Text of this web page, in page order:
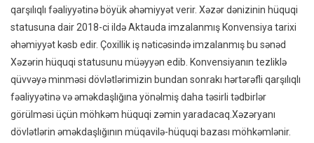
qarşılıqlı fəaliyyətinə böyük əhəmiyyət verir. Xəzər dənizinin hüquqi
statusuna dair 2018-ci ildə Aktauda imzalanmış Konvensiya tarixi
əhəmiyyət kəsb edir. Çoxillik iş nəticəsində imzalanmış bu sənəd
Xəzərin hüquqi statusunu müəyyən edib. Konvensiyanın tezliklə
qüvvəyə minməsi dövlətlərimizin bundan sonrakı hərtərəfli qarşılıqlı
fəaliyyətinə və əməkdaşlığına yönəlmiş daha təsirli tədbirlər
görülməsi üçün möhkəm hüquqi zəmin yaradacaq.Xəzəryanı
dövlətlərin əməkdaşlığının müqavilə-hüquqi bazası möhkəmlənir.